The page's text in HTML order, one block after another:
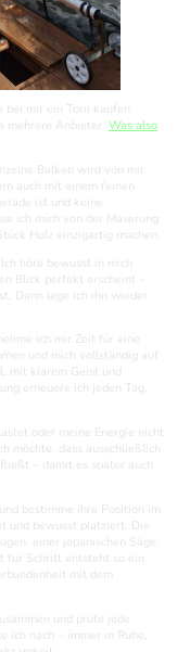
mir ein Torii kaufen
mehrere Anbieter. Was also
Balken wird von mir
auch mit einem feinen
ist und keine
ich mich von der Maserung
Holz einzigartig machen.
höre bewusst in mich
Blick perfekt erscheint –
Dann lege ich ihn wieder
ich mir Zeit für eine
und mich vollständig auf
mit klarem Geist und
erneuere ich jeden Tag,
oder meine Energie nicht
möchte, dass ausschließlich
– damit es später auch
bestimme ihre Position im
und bewusst platziert. Die
einer japanischen Säge,
für Schritt entsteht so ein
mit dem
und prüfe jede
nach – immer in Ruhe,